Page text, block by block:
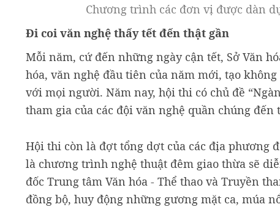
Chương trình các đơn vị được dàn
Đi coi văn nghệ thấy tết đến thật gần
Mỗi năm, cứ đến những ngày cận tết, Sở Văn
hóa, văn nghệ đầu tiên của năm mới, tạo
với mọi người. Năm nay, hội thi có chủ đề
tham gia của các đội văn nghệ quần chúng
Hội thi còn là đợt tổng dợt của các địa phương
là chương trình nghệ thuật đêm giao thừa sẽ
đốc Trung tâm Văn hóa - Thể thao và Truyền
đồng bộ, huy động những gương mặt ca, múa